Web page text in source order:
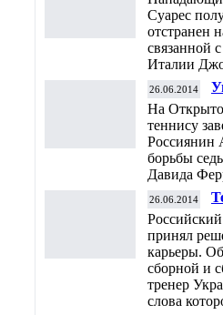
Суарес
отстранен
связанной
Италии
26.06.2014
На
теннису
Россиянин
борьбы
Давида
26.06.2014
принял
карьеры.
сборной и
тренер
слова